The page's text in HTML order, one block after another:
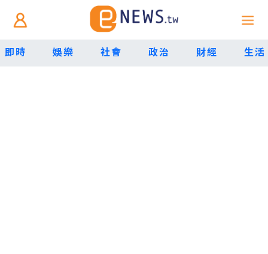
即時 娛樂 社會 政治 財經 生活